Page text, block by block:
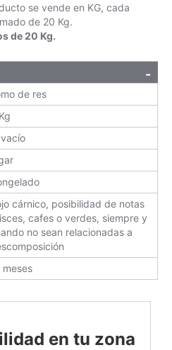
se vende en KG, cada
de 20 Kg.
de 20 Kg.
de res
cárnico, posibilidad de notas
cafes o verdes, siempre y
no sean relacionadas a
meses
en tu zona